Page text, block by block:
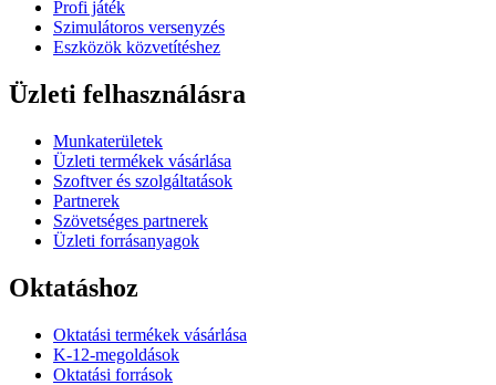
Profi játék
Szimulátoros versenyzés
Eszközök közvetítéshez
Üzleti felhasználásra
Munkaterületek
Üzleti termékek vásárlása
Szoftver és szolgáltatások
Partnerek
Szövetséges partnerek
Üzleti forrásanyagok
Oktatáshoz
Oktatási termékek vásárlása
K-12-megoldások
Oktatási források